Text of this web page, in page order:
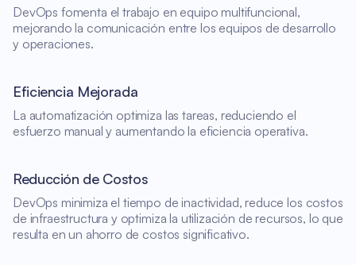
DevOps fomenta el trabajo en equipo multifuncional,
mejorando la comunicación entre los equipos de desarrollo
y operaciones.
Eficiencia Mejorada
La automatización optimiza las tareas, reduciendo el
esfuerzo manual y aumentando la eficiencia operativa.
Reducción de Costos
DevOps minimiza el tiempo de inactividad, reduce los costos
de infraestructura y optimiza la utilización de recursos, lo que
resulta en un ahorro de costos significativo.